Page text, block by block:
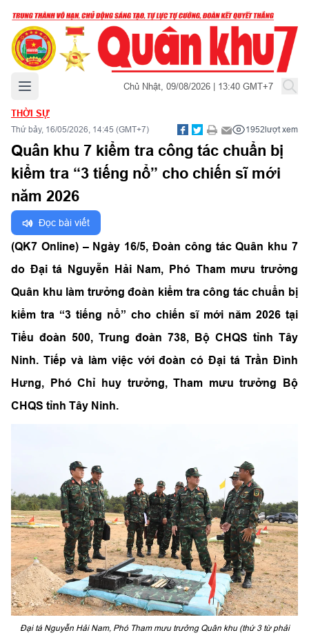
Mở menu chính Chủ Nhật, 09/08/2026 | 13:40 GMT+7
THỜI SỰ
Thứ bảy, 16/05/2026, 14:45 (GMT+7) 1952lượt xem
Quân khu 7 kiểm tra công tác chuẩn bị
kiểm tra “3 tiếng nổ” cho chiến sĩ mới
năm 2026
Đọc bài viết
(QK7 Online) – Ngày 16/5, Đoàn công tác Quân khu 7
do Đại tá Nguyễn Hải Nam, Phó Tham mưu trưởng
Quân khu làm trưởng đoàn kiểm tra công tác chuẩn bị
kiểm tra “3 tiếng nổ” cho chiến sĩ mới năm 2026 tại
Tiểu đoàn 500, Trung đoàn 738, Bộ CHQS tỉnh Tây
Ninh. Tiếp và làm việc với đoàn có Đại tá Trần Đình
Hưng, Phó Chỉ huy trưởng, Tham mưu trưởng Bộ
CHQS tỉnh Tây Ninh.
Đại tá Nguyễn Hải Nam, Phó Tham mưu trưởng Quân khu (thứ 3 từ phải